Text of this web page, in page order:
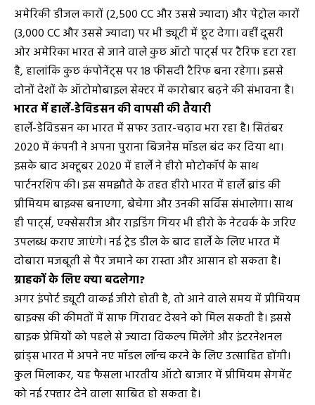
अमेरिकी डीजल कारों (2,500 CC और उससे ज्यादा) और पेट्रोल कारों
(3,000 CC और उससे ज्यादा) पर भी ड्यूटी में छूट देगा। वहीं दूसरी
ओर अमेरिका भारत से जाने वाले कुछ ऑटो पार्ट्स पर टैरिफ हटा रहा
है, हालांकि कुछ कंपोनेंट्स पर 18 फीसदी टैरिफ बना रहेगा। इससे
दोनों देशों के ऑटोमोबाइल सेक्टर में कारोबार बढ़ने की संभावना है।
भारत में हार्ले-डेविडसन की वापसी की तैयारी
हार्ले-डेविडसन का भारत में सफर उतार-चढ़ाव भरा रहा है। सितंबर
2020 में कंपनी ने अपना पुराना बिजनेस मॉडल बंद कर दिया था।
इसके बाद अक्टूबर 2020 में हार्ले ने हीरो मोटोकॉर्प के साथ
पार्टनरशिप की। इस समझौते के तहत हीरो भारत में हार्ले ब्रांड की
प्रीमियम बाइक्स बनाएगा, बेचेगा और उनकी सर्विस संभालेगा। साथ
ही पार्ट्स, एक्सेसरीज और राइडिंग गियर भी हीरो के नेटवर्क के जरिए
उपलब्ध कराए जाएंगे। नई ट्रेड डील के बाद हार्ले के लिए भारत में
दोबारा मजबूती से पैर जमाने का रास्ता और आसान हो सकता है।
ग्राहकों के लिए क्या बदलेगा?
अगर इंपोर्ट ड्यूटी वाकई जीरो होती है, तो आने वाले समय में प्रीमियम
बाइक्स की कीमतों में साफ गिरावट देखने को मिल सकती है। इससे
बाइक प्रेमियों को पहले से ज्यादा विकल्प मिलेंगे और इंटरनेशनल
ब्रांड्स भारत में अपने नए मॉडल लॉन्च करने के लिए उत्साहित होंगी।
कुल मिलाकर, यह फैसला भारतीय ऑटो बाजार में प्रीमियम सेगमेंट
को नई रफ्तार देने वाला साबित हो सकता है।